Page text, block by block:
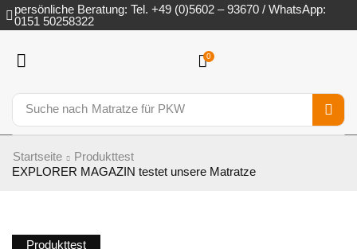
persönliche Beratung: Tel. +49 (0)5602 – 93670 / WhatsApp:
0151 50258322
0
Suche nach Matratze für PKW
Startseite
Produkttest
EXPLORER MAGAZIN testet unsere Matratze
Produkttest